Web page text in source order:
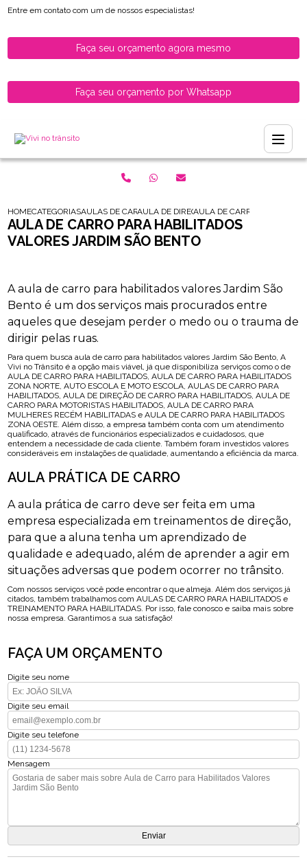
Entre em contato com um de nossos especialistas!
Faça seu orçamento agora mesmo
Faça seu orçamento por Whatsapp
HOMECATEGORIASAULAS DE CARRO PARA HABILITADOS
AULA DE DIRECAO PARA MOTORISTAS
AULA DE CARRO PARA
AULA DE CARRO PARA HABILITADOS
VALORES JARDIM SÃO BENTO
A aula de carro para habilitados valores Jardim São
Bento é um dos serviços mais procurados entre
aqueles que desejam perder o medo ou o trauma de
dirigir pelas ruas.
Para quem busca aula de carro para habilitados valores Jardim São Bento, A
Vivi no Trânsito é a opção mais viável, já que disponibiliza serviços como o de
AULA DE CARRO PARA HABILITADOS, AULA DE CARRO PARA HABILITADOS
ZONA NORTE, AUTO ESCOLA E MOTO ESCOLA, AULAS DE CARRO PARA
HABILITADOS, AULA DE DIREÇÃO DE CARRO PARA HABILITADOS, AULA DE
CARRO PARA MOTORISTAS HABILITADOS, AULA DE CARRO PARA
MULHERES RECÉM HABILITADAS e AULA DE CARRO PARA HABILITADOS
ZONA OESTE. Além disso, a empresa também conta com um atendimento
qualificado, através de funcionários especializados e cuidadosos, que
entendem a necessidade de cada cliente. Também foram investidos valores
consideráveis em instalações de qualidade, aumentando a eficiência da marca.
AULA PRÁTICA DE CARRO
A aula prática de carro deve ser feita em uma
empresa especializada em treinamentos de direção,
para que a aluna tenha um aprendizado de
qualidade e adequado, além de aprender a agir em
situações adversas que podem ocorrer no trânsito.
Com nossos serviços você pode encontrar o que almeja. Além dos serviços já
citados, também trabalhamos com AULAS DE CARRO PARA HABILITADOS e
TREINAMENTO PARA HABILITADAS. Por isso, fale conosco e saiba mais sobre
nossa empresa. Garantimos a sua satisfação!
FAÇA UM ORÇAMENTO
Digite seu nome
Digite seu email
Digite seu telefone
Mensagem